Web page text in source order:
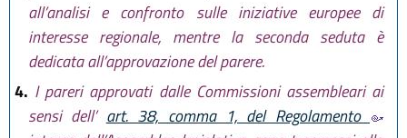
all’analisi e confronto sulle iniziative europee di
interesse regionale, mentre la seconda seduta è
dedicata all’approvazione del parere.
4. I pareri approvati dalle Commissioni assembleari ai
sensi dell’ art. 38, comma 1, del Regolamento